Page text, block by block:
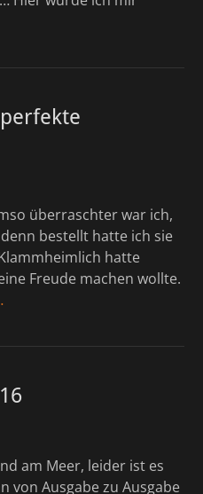
überraschter war ich,
bestellt hatte ich sie
hatte
Freude machen wollte.
am Meer, leider ist es
von Ausgabe zu Ausgabe